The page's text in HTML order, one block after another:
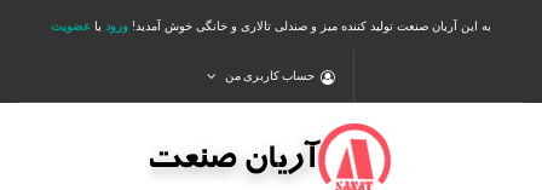
به این آریان صنعت تولید کننده میز و صندلی تالاری و خانگی خوش آمدید! ورود یا عضویت
حساب کاربری من